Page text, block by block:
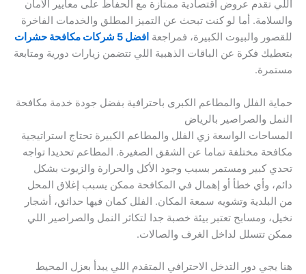
اللي تقدم عروض اقتصادية ممتازة مع الحفاظ على معايير الأمان
والسلامة. أما لو كنت تبحث عن التميز المطلق والخدمات الفاخرة
للقصور والبيوت الكبيرة، فمراجعة افضل 5 شركات مكافحة حشرات
بتعطيك فكرة عن الباقات الذهبية اللي تتضمن زيارات دورية ومتابعة
مستمرة.
حماية الفلل والمطاعم الكبرى باحترافية بفضل جودة خدمة مكافحة
النمل والصراصير بالرياض
المساحات الواسعة زي الفلل والمطاعم الكبيرة تحتاج استراتيجية
مكافحة مختلفة تماما عن الشقق الصغيرة. المطاعم تحديدا تواجه
تحدي كبير ومستمر بسبب وجود الأكل والحرارة والزيوت بشكل
دائم، وأي خطأ أو إهمال في المكافحة ممكن يسبب إغلاق المحل
من البلدية وتشويه سمعة المكان. الفلل كمان فيها حدائق، أشجار
نخيل، ومسابح تعتبر بيئة خصبة جدا لتكاثر النمل والصراصير اللي
ممكن تتسلل لداخل الغرف والصالات.
هنا يجي دور التدخل الاحترافي المتقدم اللي يبدأ بعزل المحيط